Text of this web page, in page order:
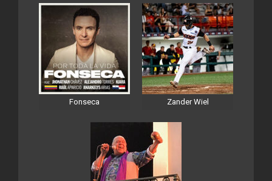
Fonseca Zander Wiel